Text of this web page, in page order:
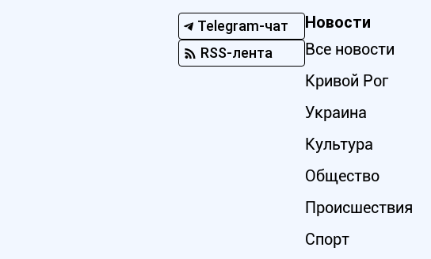
Telegram-чат
RSS-лента
Новости
Все новости
Кривой Рог
Украина
Культура
Общество
Происшествия
Спорт